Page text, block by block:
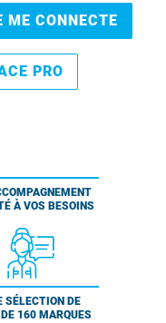
ME CONNECTE
PRO
À VOS BESOINS
SÉLECTION DE
160 MARQUES